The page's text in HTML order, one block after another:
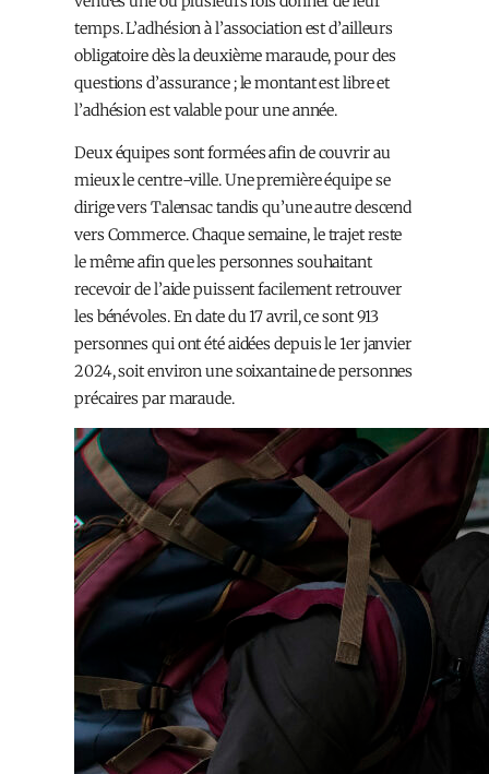
temps. L’adhésion à l’association est d’ailleurs
obligatoire dès la deuxième maraude, pour des
questions d’assurance ; le montant est libre et
l’adhésion est valable pour une année.
Deux équipes sont formées afin de couvrir au
mieux le centre-ville. Une première équipe se
dirige vers Talensac tandis qu’une autre descend
vers Commerce. Chaque semaine, le trajet reste
le même afin que les personnes souhaitant
recevoir de l’aide puissent facilement retrouver
les bénévoles. En date du 17 avril, ce sont 913
personnes qui ont été aidées depuis le 1er janvier
2024, soit environ une soixantaine de personnes
précaires par maraude.